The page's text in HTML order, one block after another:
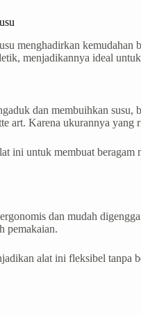
menghadirkan kemudahan
menjadikannya ideal
dan membuihkan
art. Karena ukurannya
ini untuk membuat beragam
dan mudah
pemakaian.
alat ini fleksibel